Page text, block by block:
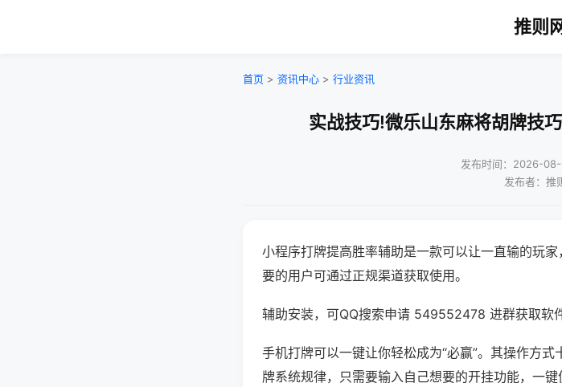
推则
首页 > 资讯中心 > 行业资讯
实战技巧!微乐山东麻将胡牌技
发布时间：2026-08-
发布者：推
小程序打牌提高胜率辅助是一款可以让一直输的玩
要的用户可通过正规渠道获取使用。
辅助安装，可QQ搜索申请 549552478 进群获取软
手机打牌可以一键让你轻松成为“必赢”。其操作方
牌系统规律，只需要输入自己想要的开挂功能，一